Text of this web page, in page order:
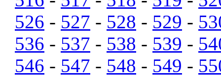
526 - 527 - 528 - 529 -
536 - 537 - 538 - 539 -
546 - 547 - 548 - 549 -